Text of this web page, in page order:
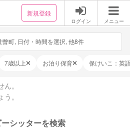
新規登録
ログイン メニュー
町, 日付・時間を選択, 他8件
7歳以上 お泊り保育 保けいこ：英
。
。
シッターを検索